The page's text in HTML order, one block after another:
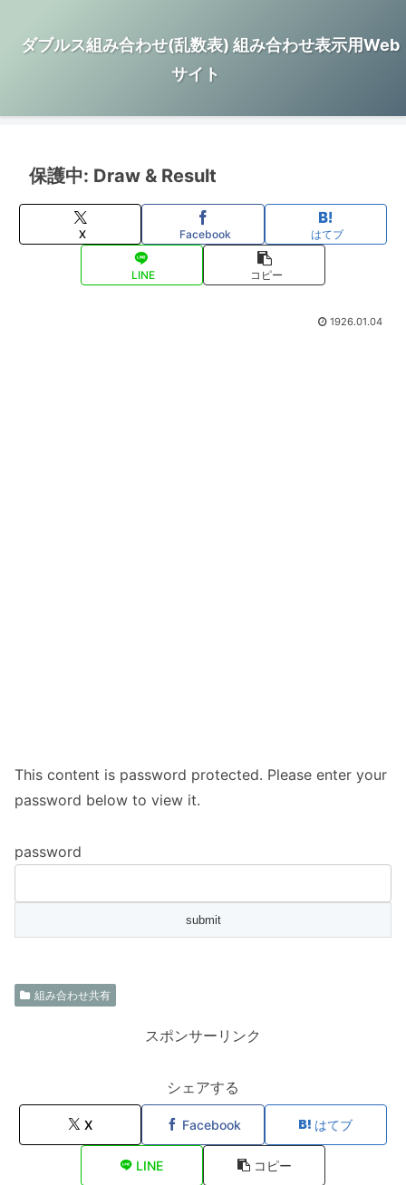
ダブルス組み合わせ(乱数表) 組み合わせ表示用Web
サイト
保護中: Draw & Result
X Facebook はてブ
LINE コピー
1926.01.04
This content is password protected. Please enter your
password below to view it.
password
組み合わせ共有
スポンサーリンク
シェアする
X Facebook はてブ
LINE コピー